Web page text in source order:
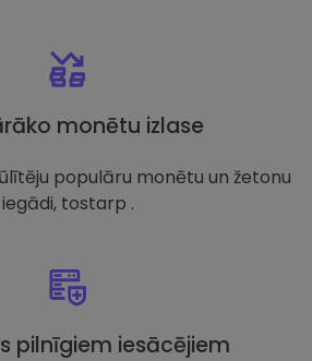
monētu izlase
populāru monētu un žetonu
iegādi, tostarp .
pilnīgiem iesācējiem